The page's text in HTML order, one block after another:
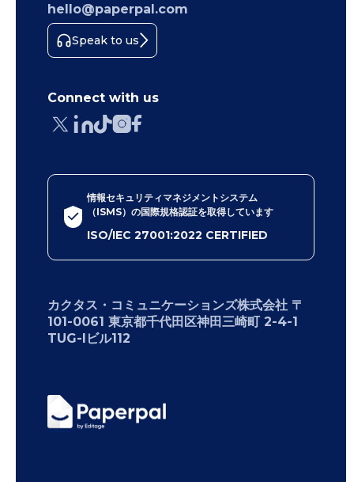
hello@paperpal.com
Speak to us
Connect with us
情報セキュリティマネジメントシステム
（ISMS）の国際規格認証を取得しています
ISO/IEC 27001:2022 CERTIFIED
カクタス・コミュニケーションズ株式会社 〒
101-0061 東京都千代田区神田三崎町 2-4-1
TUG-Iビル112